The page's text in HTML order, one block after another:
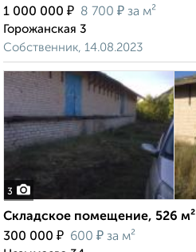
1 000 000 ₽ 8 700 ₽ за м²
Горожанская 3
Собственник, 14.08.2023
3
Складское помещение, 526 м²
300 000 ₽ 600 ₽ за м²